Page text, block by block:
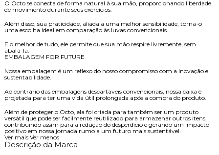
O Octo se conecta de forma natural à sua mão, proporcionando liberdade
de movimento durante seus exercícios.
Além disso, sua praticidade, aliada a uma melhor sensibilidade, torna-o
uma escolha ideal em comparação às luvas convencionais.
E o melhor de tudo, ele permite que sua mão respire livremente, sem
abafá-la.
EMBALAGEM FOR FUTURE
Nossa embalagem é um reflexo do nosso compromisso com a inovação e
sustentabilidade.
Ao contrário das embalagens descartáveis convencionais, nossa caixa é
projetada para ter uma vida útil prolongada após a compra do produto.
Além de proteger o Octo, ela foi criada para também ser um produto
versátil que pode ser facilmente reutilizado para armazenar outros itens,
contribuindo assim para a redução do desperdício e gerando um impacto
positivo em nossa jornada rumo a um futuro mais sustentável.
Ver mais Ver menos
Descrição da Marca